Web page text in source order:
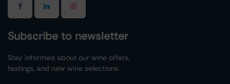
Subscribe to newsletter
Stay informed about our wine offers,
tastings, and new wine selections.